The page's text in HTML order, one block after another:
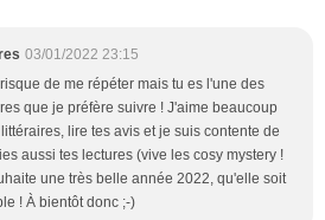
03/01/2022 23:15
de me répéter mais tu es l'une des
que je préfère suivre ! J'aime beaucoup
lire tes avis et je suis contente de
aussi tes lectures (vive les cosy mystery !
une très belle année 2022, qu'elle soit
! À bientôt donc ;-)